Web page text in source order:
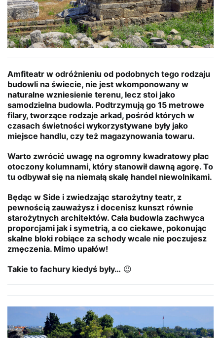
Amfiteatr w odróżnieniu od podobnych tego rodzaju
budowli na świecie, nie jest wkomponowany w
naturalne wzniesienie terenu, lecz stoi jako
samodzielna budowla. Podtrzymują go 15 metrowe
filary, tworzące rodzaje arkad, pośród których w
czasach świetności wykorzystywane były jako
miejsce handlu, czy też magazynowania towaru.
Warto zwrócić uwagę na ogromny kwadratowy plac
otoczony kolumnami, który stanowił dawną agorę. To
tu odbywał się na niemałą skalę handel niewolnikami.
Będąc w Side i zwiedzając starożytny teatr, z
pewnością zauważysz i docenisz kunszt równie
starożytnych architektów. Cała budowla zachwyca
proporcjami jak i symetrią, a co ciekawe, pokonując
skalne bloki robiące za schody wcale nie poczujesz
zmęczenia. Mimo upałów!
Takie to fachury kiedyś były… 😉